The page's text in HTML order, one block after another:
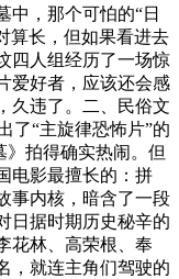
中，那个可怕的“日
算长，但如果看进去
四人组经历了一场惊
爱好者，应该还会感
久违了。二、民俗文
了“主旋律恐怖片”的
》拍得确实热闹。但
电影最擅长的：拼
事内核，暗含了一段
日据时期历史秘辛的
花林、高荣根、奉
，就连主角们驾驶的